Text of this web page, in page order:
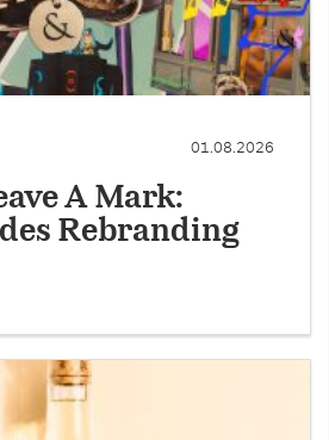
01.08.2026
A Mark:
Rebranding